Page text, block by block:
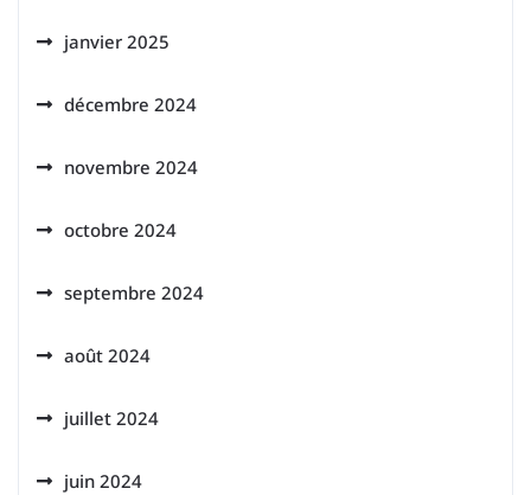
janvier 2025
décembre 2024
novembre 2024
octobre 2024
septembre 2024
août 2024
juillet 2024
juin 2024